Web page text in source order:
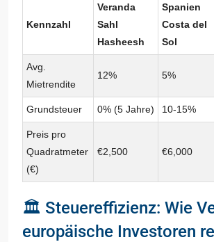
Kennzahl
Veranda
Sahl
Hasheesh
Spanien
Costa del
Sol
Avg.
Mietrendite
12% 5%
Grundsteuer 0% (5 Jahre) 10-15%
Preis pro
Quadratmeter
(€)
€2,500 €6,000
🏛️ Steuereffizienz: Wie
europäische Investoren